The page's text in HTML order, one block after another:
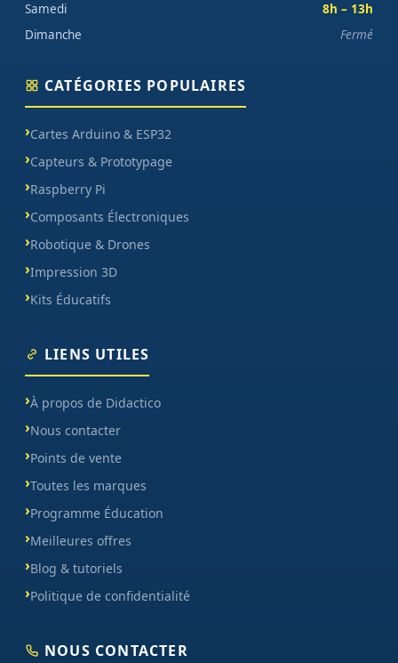
Samedi
8h – 13h
Dimanche
Fermé
CATÉGORIES POPULAIRES
Cartes Arduino & ESP32
Capteurs & Prototypage
Raspberry Pi
Composants Électroniques
Robotique & Drones
Impression 3D
Kits Éducatifs
LIENS UTILES
À propos de Didactico
Nous contacter
Points de vente
Toutes les marques
Programme Éducation
Meilleures offres
Blog & tutoriels
Politique de confidentialité
NOUS CONTACTER